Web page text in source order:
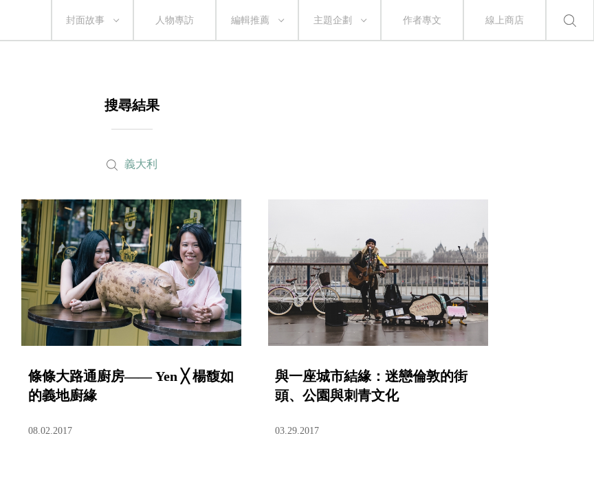
封面故事 人物專訪 編輯推薦 主題企劃 作者專文 線上商店
搜尋結果
義大利
條條大路通廚房—— Yen ╳ 楊馥如
的義地廚緣
08.02.2017
與一座城市結緣：迷戀倫敦的街
頭、公園與刺青文化
03.29.2017